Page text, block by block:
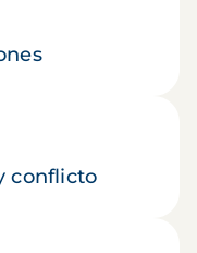
conflicto